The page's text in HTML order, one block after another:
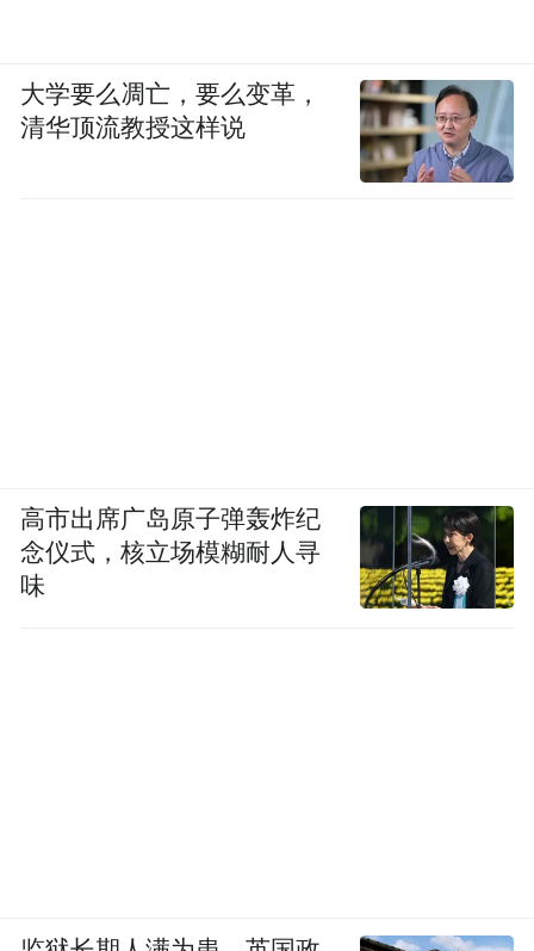
大学要么凋亡，要么变革，
清华顶流教授这样说
高市出席广岛原子弹轰炸纪
念仪式，核立场模糊耐人寻
味